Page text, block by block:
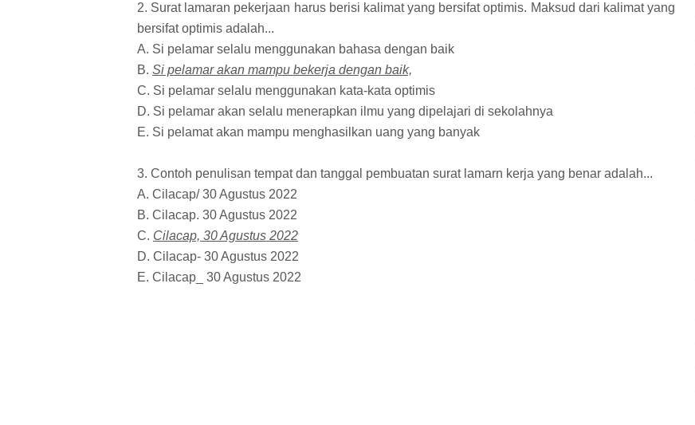
2. Surat lamaran pekerjaan harus berisi kalimat yang bersifat optimis. Maksud dari kalimat yang
bersifat optimis adalah...
A. Si pelamar selalu menggunakan bahasa dengan baik
B. Si pelamar akan mampu bekerja dengan baik,
C. Si pelamar selalu menggunakan kata-kata optimis
D. Si pelamar akan selalu menerapkan ilmu yang dipelajari di sekolahnya
E. Si pelamat akan mampu menghasilkan uang yang banyak
3. Contoh penulisan tempat dan tanggal pembuatan surat lamarn kerja yang benar adalah...
A. Cilacap/ 30 Agustus 2022
B. Cilacap. 30 Agustus 2022
C. Cilacap, 30 Agustus 2022
D. Cilacap- 30 Agustus 2022
E. Cilacap_ 30 Agustus 2022